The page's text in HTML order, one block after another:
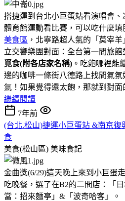
搭捷運到台北小巨蛋站看演唱會
體育館運動看比賽，可以吃什麼填
美食區 ，北寧路超人氣的「莫宰
立交響樂團對面：全台第一間旅館
覓食(附各店家名稱) 。吃飽哪裡能
邊的咖啡一條街八德路上找間氣
氣！如果覺得還太飽，那就到對面
繼續閱讀
7年前
(台北.松山)捷運小巨蛋站 &南京復
食
美食(松山區) 美味食記
金曲獎(6/29)這天晚上來到小巨蛋
吃晚餐，選了在B2的二間店：「
當：招來麵亭」&「波奇哈客」。